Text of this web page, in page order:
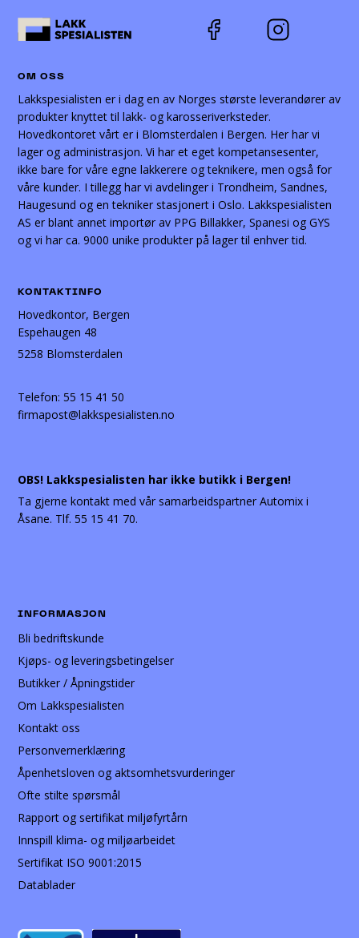
OM OSS
Lakkspesialisten er i dag en av Norges største leverandører av
produkter knyttet til lakk- og karosseriverksteder.
Hovedkontoret vårt er i Blomsterdalen i Bergen. Her har vi
lager og administrasjon. Vi har et eget kompetansesenter,
ikke bare for våre egne lakkerere og teknikere, men også for
våre kunder. I tillegg har vi avdelinger i Trondheim, Sandnes,
Haugesund og en tekniker stasjonert i Oslo. Lakkspesialisten
AS er blant annet importør av PPG Billakker, Spanesi og GYS
og vi har ca. 9000 unike produkter på lager til enhver tid.
KONTAKTINFO
Hovedkontor, Bergen
Espehaugen 48
5258 Blomsterdalen
Telefon:55 15 41 50
firmapost@lakkspesialisten.no
OBS! Lakkspesialisten har ikke butikk i Bergen!
Ta gjerne kontakt med vår samarbeidspartner Automix i
Åsane. Tlf. 55 15 41 70.
INFORMASJON
Bli bedriftskunde
Kjøps- og leveringsbetingelser
Butikker / Åpningstider
Om Lakkspesialisten
Kontakt oss
Personvernerklæring
Åpenhetsloven og aktsomhetsvurderinger
Ofte stilte spørsmål
Rapport og sertifikat miljøfyrtårn
Innspill klima- og miljøarbeidet
Sertifikat ISO 9001:2015
Datablader